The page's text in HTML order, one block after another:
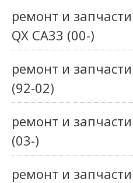
ремонт и
QX СA33 (00-)
ремонт и запчасти
(92-02)
ремонт и запчасти
(03-)
ремонт и запчасти